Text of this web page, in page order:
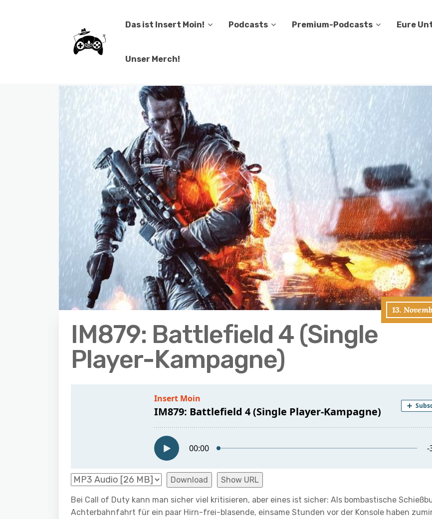
Das ist Insert Moin! Podcasts Premium-Podcasts Eure
Unser Merch!
13.
IM879: Battlefield 4 (Single
Player-Kampagne)
Download Show URL
Bei Call of Duty kann man sicher viel kritisieren, aber eines ist sicher: Als bombastische
Achterbahnfahrt für ein paar Hirn-frei-blasende, einsame Stunden vor der Konsole haben